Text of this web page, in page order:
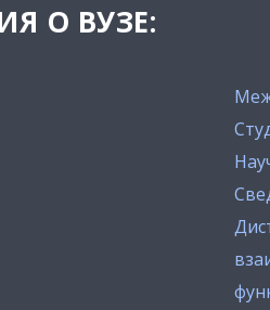
О ВУЗЕ: